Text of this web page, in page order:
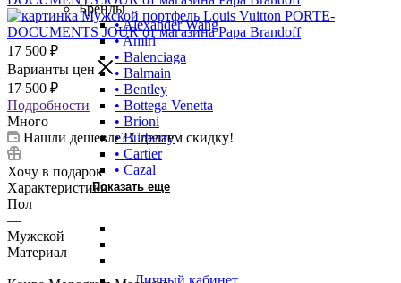
Бренды
• Alexander Wang
• Amiri
• Balenciaga
• Balmain
• Bentley
• Bottega Venetta
• Brioni
• Burberry
• Cartier
• Cazal
Показать еще
Личный кабинет
17 500 ₽
Варианты цен
17 500 ₽
Подробности
Много
Нашли дешевле? Сделаем скидку!
Хочу в подарок
Характеристики
Пол
—
Мужской
Материал
—